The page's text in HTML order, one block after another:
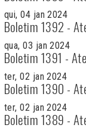
qui, 04 jan 2024
Boletim 1392 -
qua, 03 jan 2024
Boletim 1391 -
ter, 02 jan 2024
Boletim 1390 -
ter, 02 jan 2024
Boletim 1389 -